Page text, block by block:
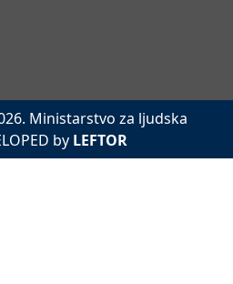
Ministarstvo za ljudska
by LEFTOR